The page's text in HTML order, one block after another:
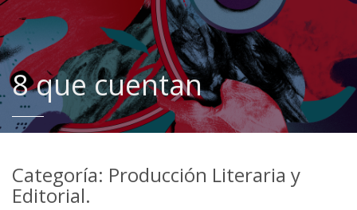
8 que cuentan
Categoría: Producción Literaria y
Editorial.